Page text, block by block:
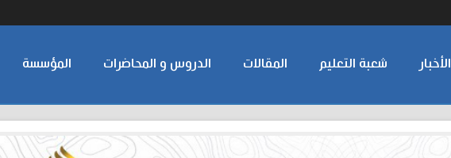
الأخبار شعبة التعليم المقالات الدروس و المحاضرات المؤسسة